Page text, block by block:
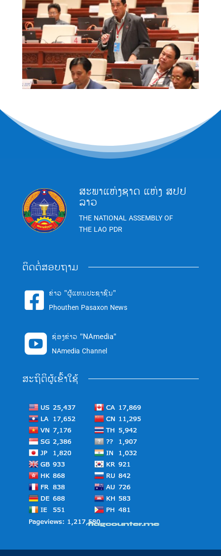
ສະພາແຫ່ງຊາດ ແຫ່ງ ສປປ
ລາວ
THE NATIONAL ASSEMBLY OF
THE LAO PDR
ຕິດຕໍ່ສອບຖາມ
 ຂ່າວ "ຜູ້ແທນປະຊາຊົນ"
Phouthen Pasaxon News
 ຊ່ອງຂ່າວ "NAmedia"
NAmedia Channel
ສະຖິຕິຜູ້ເຂົ້າໃຊ້